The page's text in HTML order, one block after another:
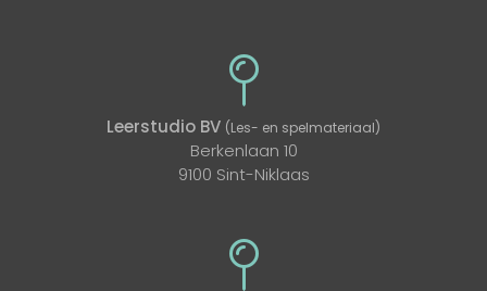
Leerstudio BV (Les- en spelmateriaal)
Berkenlaan 10
9100 Sint-Niklaas